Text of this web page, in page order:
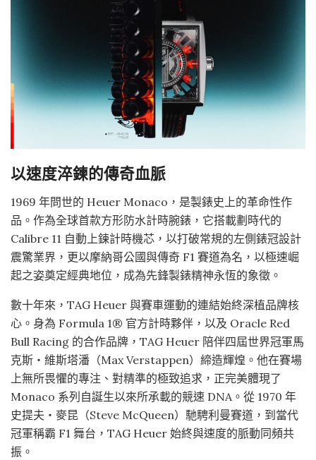
以速度淬鍊的傳奇血脈
1969 年問世的 Heuer Monaco，是製錶史上的革命性作
品。作為全球首款方形防水計時腕錶，它搭載劃時代的
Calibre 11 自動上鍊計時機芯，以打破常規的左側錶冠設計
震驚業界，更以摩納哥公國與傳奇 F1 賽道為名，以極速崛
起之姿奠定經典地位，成為先鋒製錶精神永恆的象徵。
數十年來，TAG Heuer 與賽車運動的連結始終深植品牌核
心。身為 Formula 1® 官方計時夥伴，以及 Oracle Red
Bull Racing 的合作品牌，TAG Heuer 陪伴四屆世界冠軍馬
克斯・維斯塔潘（Max Verstappen）締造輝煌。他在賽場
上無所畏懼的專注、對精準的極致追求，正完美體現了
Monaco 系列自誕生以來所承載的競速 DNA。從 1970 年
史提夫・麥昆（Steve McQueen）馳騁利曼賽道，到當代
冠軍稱霸 F1 舞台，TAG Heuer 始終與速度的脈動同頻共
振。